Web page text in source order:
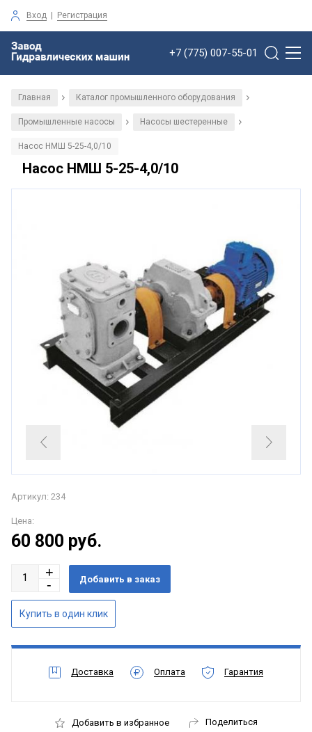
Вход | Регистрация
+7 (775) 007-55-01
Главная / Каталог промышленного оборудования /
Промышленные насосы / Насосы шестеренные /
Насос НМШ 5-25-4,0/10
Насос НМШ 5-25-4,0/10
Артикул: 234
Цена:
60 800 руб.
Доставка Оплата Гарантия
Добавить в избранное Поделиться